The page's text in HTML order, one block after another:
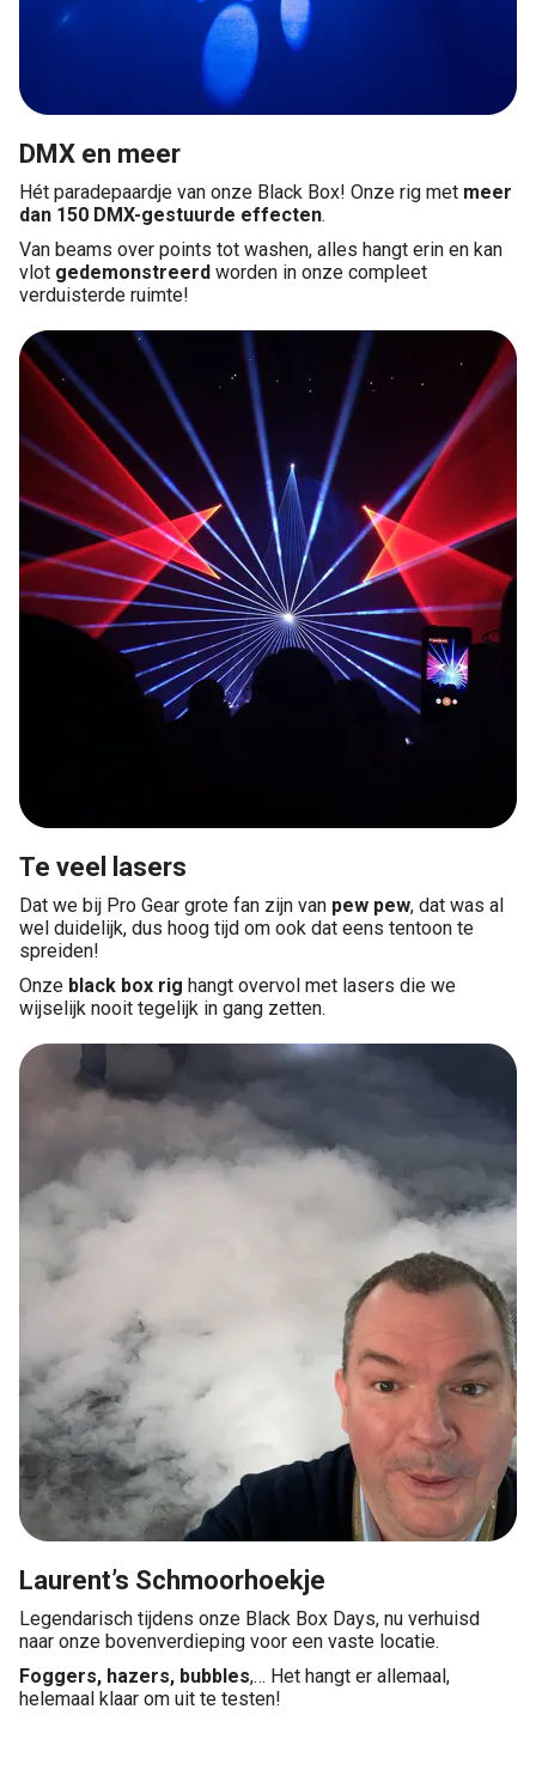
DMX en meer
Hét paradepaardje van onze Black Box! Onze rig met meer
dan 150 DMX-gestuurde effecten.
Van beams over points tot washen, alles hangt erin en kan
vlot gedemonstreerd worden in onze compleet
verduisterde ruimte!
Te veel lasers
Dat we bij Pro Gear grote fan zijn van pew pew, dat was al
wel duidelijk, dus hoog tijd om ook dat eens tentoon te
spreiden!
Onze black box rig hangt overvol met lasers die we
wijselijk nooit tegelijk in gang zetten.
Laurent’s Schmoorhoekje
Legendarisch tijdens onze Black Box Days, nu verhuisd
naar onze bovenverdieping voor een vaste locatie.
Foggers, hazers, bubbles,… Het hangt er allemaal,
helemaal klaar om uit te testen!